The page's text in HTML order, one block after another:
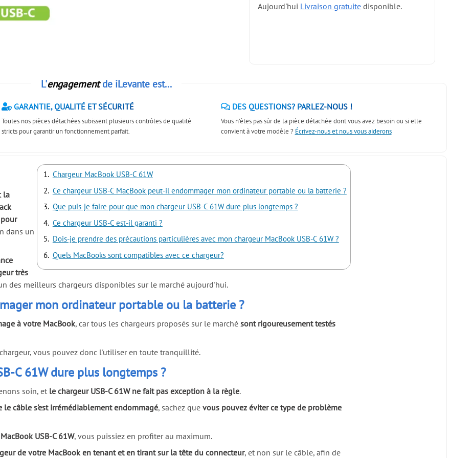
Aujourd'hui Livraison gratuite disponible.
L'engagementde iLevante est...
GARANTIE, QUALITÉ ET SÉCURITÉ
Toutes nos pièces détachées subissent plusieurs contrôles de qualité
stricts pour garantir un fonctionnement parfait.
DES QUESTIONS? PARLEZ-NOUS !
Vous n'êtes pas sûr de la pièce détachée dont vous avez besoin ou si elle
convient à votre modèle ? Écrivez-nous et nous vous aiderons
Chargeur MacBook USB-C 61W
Ce chargeur USB-C MacBook peut-il endommager mon ordinateur portable ou la batterie ?
Que puis-je faire pour que mon chargeur USB-C 61W dure plus longtemps ?
Ce chargeur USB-C est-il garanti ?
Dois-je prendre des précautions particulières avec mon chargeur MacBook USB-C 61W ?
Quels MacBooks sont compatibles avec ce chargeur?
la
dans un
très
des meilleurs chargeurs disponibles sur le marché aujourd'hui.
mon ordinateur portable ou la batterie ?
à votre MacBook, car tous les chargeurs proposés sur le marché sont rigoureusement testés
vous pouvez donc l'utiliser en toute tranquillité.
C 61W dure plus longtemps ?
soin, et le chargeur USB-C 61W ne fait pas exception à la règle.
le câble s'est irrémédiablement endommagé, sachez quevous pouvez éviter ce type de problème
USB-C 61W, vous puissiez en profiter au maximum.
de votre MacBook en tenant et en tirant sur la tête du connecteur, et non sur le câble, afin de